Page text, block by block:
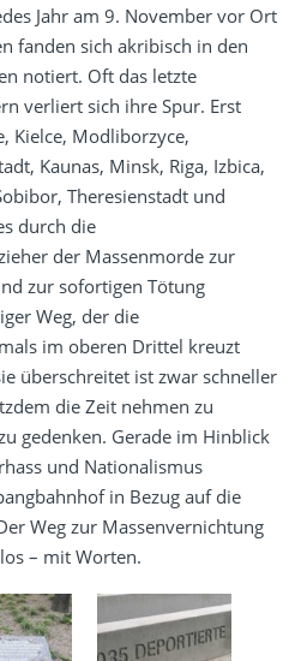
Jahr am 9. November vor Ort
fanden sich akribisch in den
notiert. Oft das letzte
verliert sich ihre Spur. Erst
Kielce, Modliborzyce,
Kaunas, Minsk, Riga, Izbica,
Theresienstadt und
durch die
der Massenmorde zur
zur sofortigen Tötung
Weg, der die
im oberen Drittel kreuzt
überschreitet ist zwar schneller
die Zeit nehmen zu
gedenken. Gerade im Hinblick
und Nationalismus
in Bezug auf die
Weg zur Massenvernichtung
– mit Worten.